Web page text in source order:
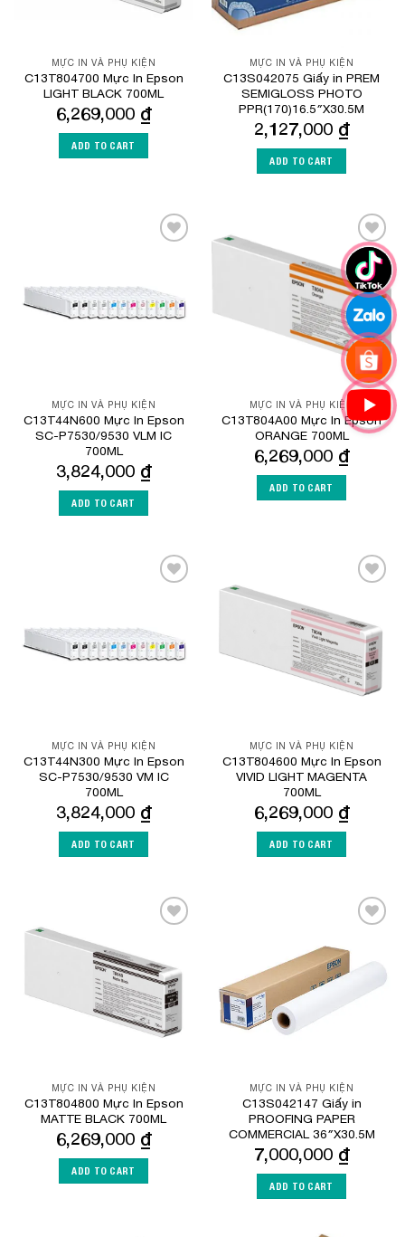
MỰC IN VÀ PHỤ KIỆN
C13T804700 Mực In Epson
LIGHT BLACK 700ML
6,269,000 ₫
ADD TO CART
MỰC IN VÀ PHỤ KIỆN
C13S042075 Giấy in PREM
SEMIGLOSS PHOTO
PPR(170)16.5″X30.5M
2,127,000 ₫
ADD TO CART
MỰC IN VÀ PHỤ KIỆN
C13T44N600 Mực In Epson
SC-P7530/9530 VLM IC
700ML
3,824,000 ₫
ADD TO CART
Add to
Wishlist
MỰC IN VÀ PHỤ KIỆN
C13T804A00 Mực In Epson
ORANGE 700ML
6,269,000 ₫
ADD TO CART
MỰC IN VÀ PHỤ KIỆN
C13T44N300 Mực In Epson
SC-P7530/9530 VM IC
700ML
3,824,000 ₫
ADD TO CART
MỰC IN VÀ PHỤ KIỆN
C13T804600 Mực In Epson
VIVID LIGHT MAGENTA
700ML
6,269,000 ₫
ADD TO CART
MỰC IN VÀ PHỤ KIỆN
C13T804800 Mực In Epson
MATTE BLACK 700ML
6,269,000 ₫
ADD TO CART
Wishlist
MỰC IN VÀ PHỤ KIỆN
C13S042147 Giấy in
PROOFING PAPER
COMMERCIAL 36″X30.5M
7,000,000 ₫
ADD TO CART